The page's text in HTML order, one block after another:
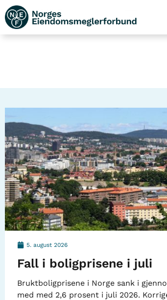
5. august 2026
Fall i boligprisene i juli
Bruktboligprisene i Norge sank i
med med 2,6 prosent i juli 2026.